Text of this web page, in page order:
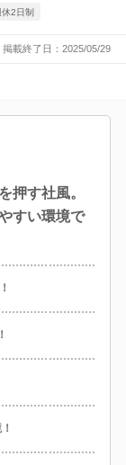
2日制
掲載終了日：2025/05/29
押す社風。
すい環境で